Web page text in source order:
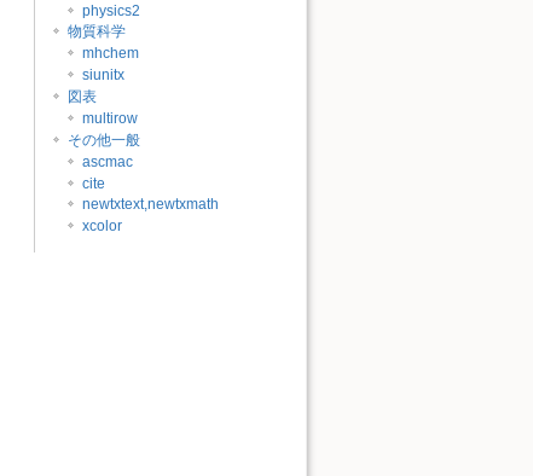
physics2
物質科学
mhchem
siunitx
図表
multirow
その他一般
ascmac
cite
newtxtext,newtxmath
xcolor